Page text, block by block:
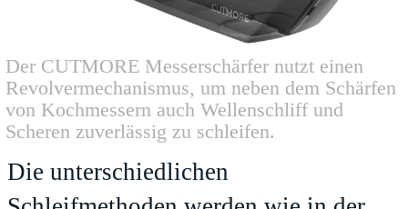
Der CUTMORE Messerschärfer nutzt einen
Revolvermechanismus, um neben dem Schärfen
von Kochmessern auch Wellenschliff und
Scheren zuverlässig zu schleifen.
Die unterschiedlichen